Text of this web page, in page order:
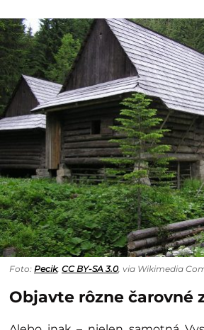
Foto: Pecik, CC BY-SA 3.0, via Wikimedia
Objavte rôzne čarovné